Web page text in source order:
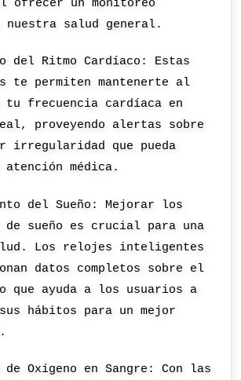
ofrecer un monitoreo
nuestra salud general.
del Ritmo Cardíaco: Estas
te permiten mantenerte al
tu frecuencia cardíaca en
proveyendo alertas sobre
irregularidad que pueda
médica.
del Sueño: Mejorar los
de sueño es crucial para una
Los relojes inteligentes
datos completos sobre el
que ayuda a los usuarios a
hábitos para un mejor
de Oxígeno en Sangre: Con las